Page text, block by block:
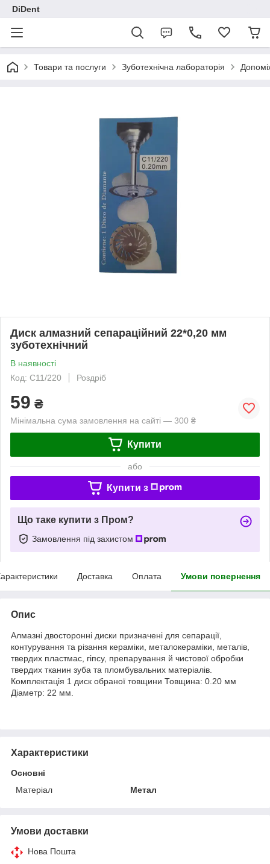
DiDent
Товари та послуги Зуботехнічна лабораторія
Диск алмазний сепараційний 22*0,20 мм
зуботехнічний
В наявності
Код: С11/220
Роздріб
59 ₴
Мінімальна сума замовлення на сайті — 300 ₴
Купити
або
Купити з
Що таке купити з Пром?
Замовлення під захистом
Доставка Оплата Умови повернення
Опис
Алмазні двосторонні диски призначені для сепарації,
контурування та різання кераміки, металокераміки, металів,
твердих пластмас, гіпсу, препарування й чистової обробки
твердих тканин зуба та пломбувальних матеріалів.
Комплектація 1 диск обраної товщини Товщина: 0.20 мм
Діаметр: 22 мм.
Характеристики
Основні
Матеріал
Метал
Умови доставки
Нова Пошта